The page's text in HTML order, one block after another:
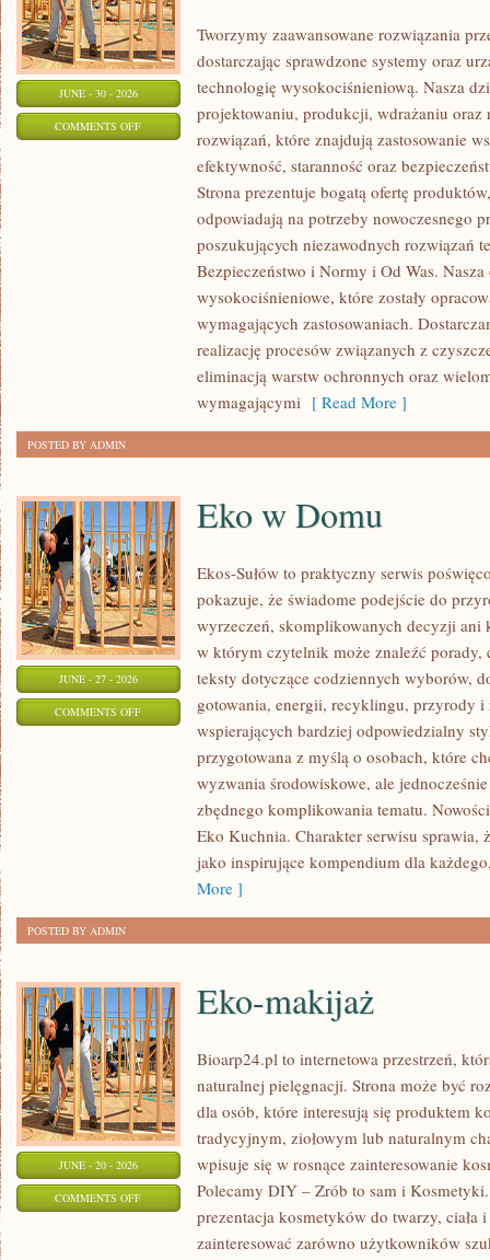
JUNE - 30 - 2026
COMMENTS OFFON
Tworzymy zaawansowane rozwiązania
dostarczając sprawdzone systemy oraz
technologię wysokociśnieniową. Nasza
projektowaniu, produkcji, wdrażaniu oraz
rozwiązań, które znajdują zastosowanie
efektywność, staranność oraz
Strona prezentuje bogatą ofertę
odpowiadają na potrzeby nowoczesnego
poszukujących niezawodnych rozwiązań
Bezpieczeństwo i Normy i Od Was.
wysokociśnieniowe, które zostały
wymagających zastosowaniach.
realizację procesów związanych z
eliminacją warstw ochronnych oraz
wymagającymi [ Read More ]
POSTED BY ADMIN
JUNE - 27 - 2026
COMMENTS OFFON
Eko w Domu
Ekos-Sułów to praktyczny serwis
pokazuje, że świadome podejście do
wyrzeczeń, skomplikowanych decyzji ani
w którym czytelnik może znaleźć porady,
teksty dotyczące codziennych wyborów,
gotowania, energii, recyklingu, przyrody i
wspierających bardziej odpowiedzialny
przygotowana z myślą o osobach, które
wyzwania środowiskowe, ale
zbędnego komplikowania tematu.
Eko Kuchnia. Charakter serwisu sprawia,
jako inspirujące kompendium dla
More ]
POSTED BY ADMIN
JUNE - 20 - 2026
COMMENTS OFFON
Eko-makijaż
Bioarp24.pl to internetowa przestrzeń,
naturalnej pielęgnacji. Strona może być
dla osób, które interesują się produktem
tradycyjnym, ziołowym lub naturalnym
wpisuje się w rosnące zainteresowanie
Polecamy DIY – Zrób to sam i
prezentacja kosmetyków do twarzy, ciała
zainteresować zarówno użytkowników